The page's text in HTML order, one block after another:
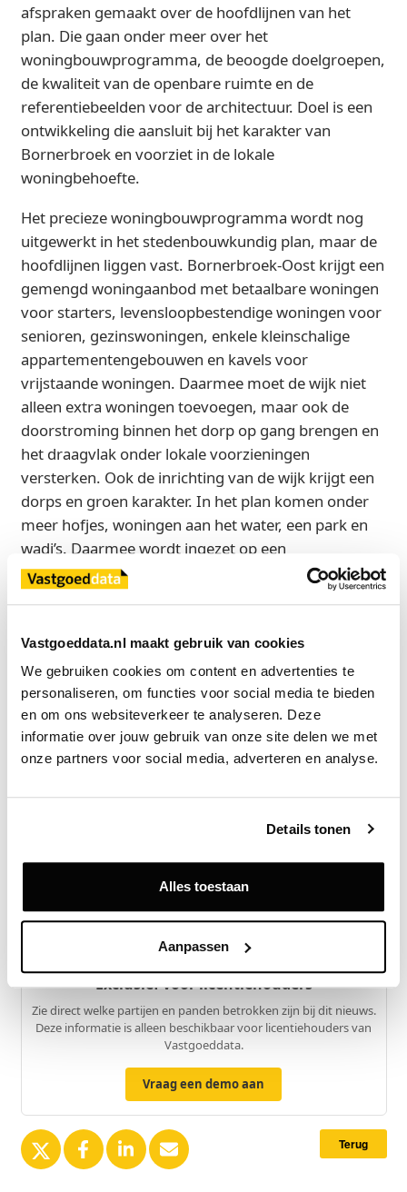
Vastgoeddata.nl maakt gebruik van cookies
We gebruiken cookies om content en advertenties te
personaliseren, om functies voor social media te bieden
en om ons websiteverkeer te analyseren. Deze
informatie over jouw gebruik van onze site delen we met
onze partners voor social media, adverteren en analyse.
Details tonen
Alles toestaan
Aanpassen
afspraken gemaakt over de hoofdlijnen van het
plan. Die gaan onder meer over het
woningbouwprogramma, de beoogde doelgroepen,
de kwaliteit van de openbare ruimte en de
referentiebeelden voor de architectuur. Doel is een
ontwikkeling die aansluit bij het karakter van
Bornerbroek en voorziet in de lokale
woningbehoefte.
Het precieze woningbouwprogramma wordt nog
uitgewerkt in het stedenbouwkundig plan, maar de
hoofdlijnen liggen vast. Bornerbroek-Oost krijgt een
gemengd woningaanbod met betaalbare woningen
voor starters, levensloopbestendige woningen voor
senioren, gezinswoningen, enkele kleinschalige
appartementengebouwen en kavels voor
vrijstaande woningen. Daarmee moet de wijk niet
alleen extra woningen toevoegen, maar ook de
doorstroming binnen het dorp op gang brengen en
het draagvlak onder lokale voorzieningen
versterken. Ook de inrichting van de wijk krijgt een
dorps en groen karakter. In het plan komen onder
meer hofjes, woningen aan het water, een park en
wadi’s. Daarmee wordt ingezet op een
woonomgeving met ruimte voor ontmoeting, groen
en waterberging.
Samen met bewoners is inmiddels het
informatieavond krijgt een vervolg via de
Klankbordgroep Bornerbroek-Oost, waarvoor
bewoners zich konden aanmelden. Deze groep
denkt mee over keuzes en uitwerkingen, leest mee
willen de betrokken partijen stap voor stap werken
aan draagvlak en betrokkenheid bij de ontwikkeling.
Exclusief voor licentiehouders
Zie direct welke partijen en panden betrokken zijn bij dit nieuws.
Deze informatie is alleen beschikbaar voor licentiehouders van
Vastgoeddata.
Vraag een demo aan
Terug